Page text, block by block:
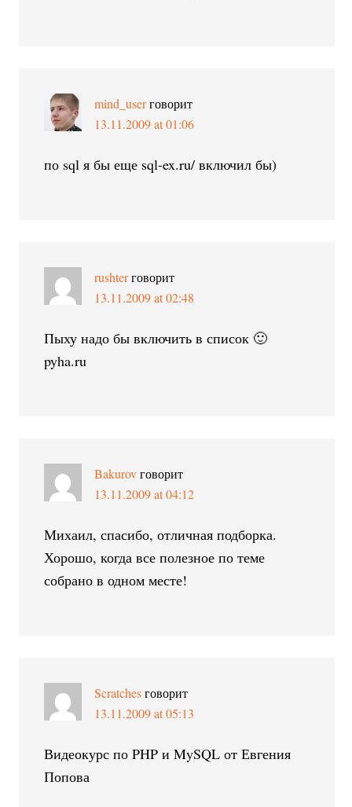
mind_userговорит
13.11.2009 at 01:06
по sql я бы еще sql-ex.ru/ включил бы)
rushterговорит
13.11.2009 at 02:48
Пыху надо бы включить в список 🙂
pyha.ru
Bakurov говорит
13.11.2009 at 04:12
Михаил, спасибо, отличная подборка.
Хорошо, когда все полезное по теме
собрано в одном месте!
Scratches говорит
13.11.2009 at 05:13
Видеокурс по PHP и MySQL от Евгения
Попова